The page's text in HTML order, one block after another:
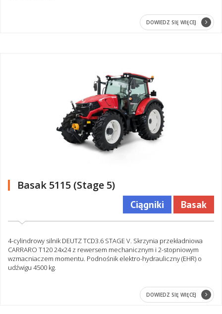
DOWIEDZ SIĘ WIĘCEJ
Basak 5115 (Stage 5)
Ciągniki Basak
4-cylindrowy silnik DEUTZ TCD3.6 STAGE V. Skrzynia przekładniowa
CARRARO T120 24x24 z rewersem mechanicznym i 2-stopniowym
wzmacniaczem momentu. Podnośnik elektro-hydrauliczny (EHR) o
udźwigu 4500 kg.
DOWIEDZ SIĘ WIĘCEJ